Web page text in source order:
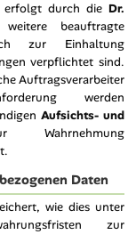
erfolgt durch die Dr.
beauftragte
zur Einhaltung
verpflichtet sind.
Auftragsverarbeiter
werden
Aufsichts- und
Daten
wie dies unter
zur